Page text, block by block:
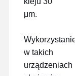
μm.
w takich
urządzeniach